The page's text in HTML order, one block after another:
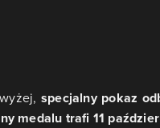
specjalny pokaz
medalu trafi 11